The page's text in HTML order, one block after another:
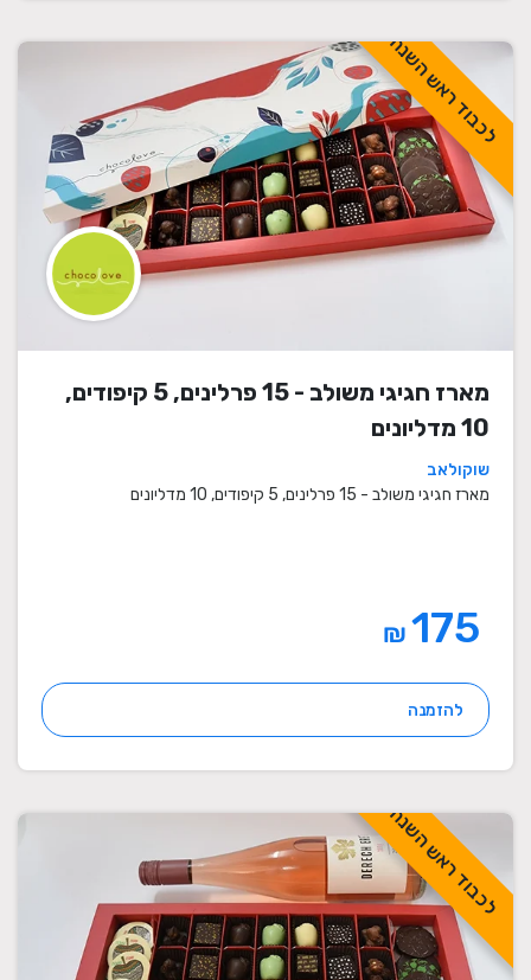
לכבוד ראש השנה
מארז חגיגי משולב - 15 פרלינים, 5 קיפודים,
10 מדליונים
שוקולאב
מארז חגיגי משולב - 15 פרלינים, 5 קיפודים, 10 מדליונים
₪
להזמנה
לכבוד ראש השנה